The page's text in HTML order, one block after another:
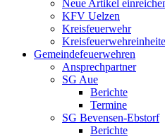
Neue Artikel
KFV Uelzen
Kreisfeuerwehr
Gemeindefeuerwehren
Ansprechpartner
SG Aue
Berichte
Termine
SG Bevensen-Ebstorf
Berichte